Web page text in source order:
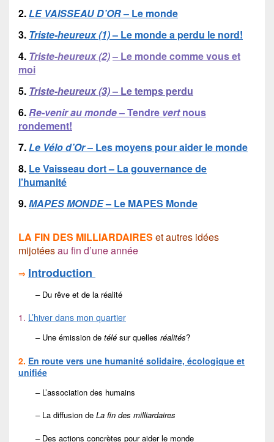
2.LE VAISSEAU D’OR– Le monde
3. Triste-heureux (1)– Le monde a perdu le nord!
4. Triste-heureux (2)– Le monde comme vous et
moi
5. Triste-heureux (3)– Le temps perdu
6.Re-venir au monde– Tendre vertnous
rondement!
7.Le Vélo d’Or– Les moyens pour aider le monde
8. Le Vaisseau dort – La gouvernance de
l’humanité
9.MAPES MONDE– Le MAPES Monde
LA FIN DES MILLIARDAIRES et autres idées
mijotéesau fin d’une année
⇒ Introduction
– Du rêve et de la réalité
1. L’hiver dans mon quartier
– Une émission de télé sur quelles réalités?
2. En route vers une humanité solidaire, écologique et
unifiée
– L’association des humains
– La diffusion de La fin des milliardaires
– Des actions concrètes pour aider le monde